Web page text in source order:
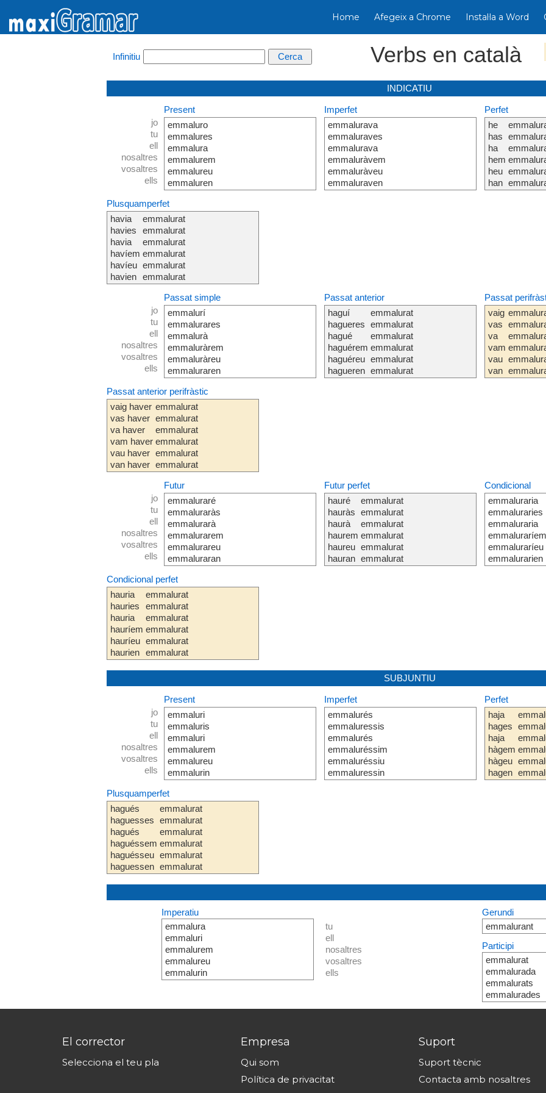
Home Afegeix a Chrome Instal·la a Word
Infinitiu Verbs en català
INDICATIU
jo
tu
ell
nosaltres
vosaltres
ells
Present
emmaluro
emmalures
emmalura
emmalurem
emmalureu
emmaluren
Imperfet
emmalurava
emmaluraves
emmalurava
emmaluràvem
emmaluràveu
emmaluraven
Perfet
he
has
ha
hem
heu
han
Plusquamperfet
havia
havies
havia
havíem
havíeu
havien
emmalurat
emmalurat
emmalurat
emmalurat
emmalurat
emmalurat
jo
tu
ell
nosaltres
vosaltres
ells
Passat simple
emmalurí
emmalurares
emmalurà
emmaluràrem
emmaluràreu
emmaluraren
Passat anterior
haguí
hagueres
hagué
haguérem
haguéreu
hagueren
emmalurat
emmalurat
emmalurat
emmalurat
emmalurat
emmalurat
Passat
vaig
vas
va
vam
vau
van
Passat anterior perifràstic
vaig haver
vas haver
va haver
vam haver
vau haver
van haver
emmalurat
emmalurat
emmalurat
emmalurat
emmalurat
emmalurat
jo
tu
ell
nosaltres
vosaltres
ells
Futur
emmaluraré
emmaluraràs
emmalurarà
emmalurarem
emmalurareu
emmaluraran
Futur perfet
hauré
hauràs
haurà
haurem
haureu
hauran
emmalurat
emmalurat
emmalurat
emmalurat
emmalurat
emmalurat
Condicional
emmaluraria
emmaluraries
emmaluraria
emmaluraríem
emmaluraríeu
emmalurarien
Condicional perfet
hauria
hauries
hauria
hauríem
hauríeu
haurien
emmalurat
emmalurat
emmalurat
emmalurat
emmalurat
emmalurat
SUBJUNTIU
jo
tu
ell
nosaltres
vosaltres
ells
Present
emmaluri
emmaluris
emmaluri
emmalurem
emmalureu
emmalurin
Imperfet
emmalurés
emmaluressis
emmalurés
emmaluréssim
emmaluréssiu
emmaluressin
Perfet
haja
hages
haja
hàgem
hàgeu
hagen
Plusquamperfet
hagués
haguesses
hagués
haguéssem
haguésseu
haguessen
emmalurat
emmalurat
emmalurat
emmalurat
emmalurat
emmalurat
Imperatiu
emmalura
emmaluri
emmalurem
emmalureu
emmalurin
tu
ell
nosaltres
vosaltres
ells
Gerundi
emmalurant
Participi
emmalurat
emmalurada
emmalurats
emmalurades
El corrector
Selecciona el teu pla
Empresa
Qui som
Política de privacitat
Suport
Suport tècnic
Contacta amb nosaltres